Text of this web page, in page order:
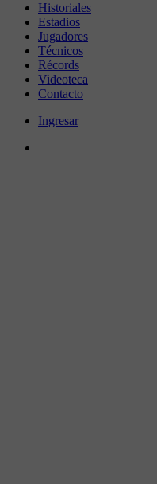
Historiales
Estadios
Jugadores
Técnicos
Récords
Videoteca
Contacto
Ingresar